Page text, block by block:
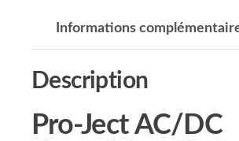
Informations
Description
Pro-Ject AC/DC